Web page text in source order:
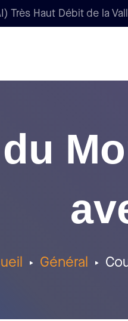
Très Haut Débit de la
Général